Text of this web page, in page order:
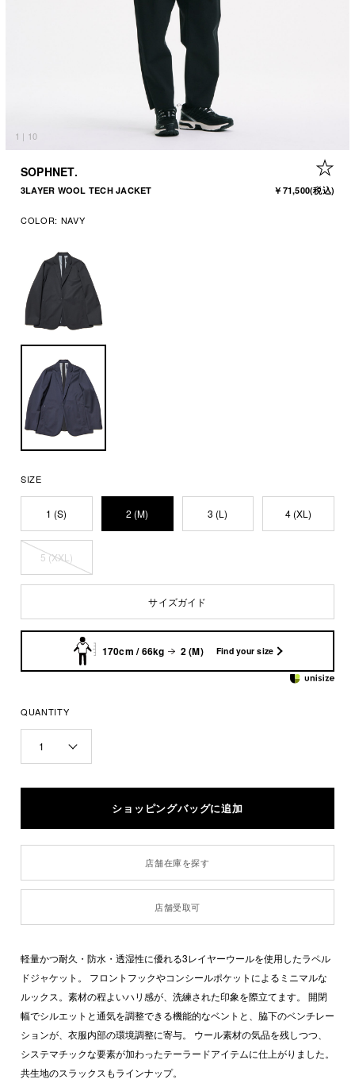
1 | 10
SOPHNET.
3LAYER WOOL TECH JACKET ￥71,500(税込)
COLOR: NAVY
SIZE
1 (S) 2 (M) 3 (L) 4 (XL)
5 (XXL)
サイズガイド
170cm / 66kg 2 (M) Find your size
QUANTITY
1
店舗在庫を探す
店舗受取可
軽量かつ耐久・防水・透湿性に優れる3レイヤーウールを使用したラペル
ドジャケット。 フロントフックやコンシールポケットによるミニマルな
ルックス。素材の程よいハリ感が、洗練された印象を際立てます。 開閉
幅でシルエットと通気を調整できる機能的なベントと、脇下のベンチレー
ションが、衣服内部の環境調整に寄与。 ウール素材の気品を残しつつ、
システマチックな要素が加わったテーラードアイテムに仕上がりました。
共生地のスラックスもラインナップ。